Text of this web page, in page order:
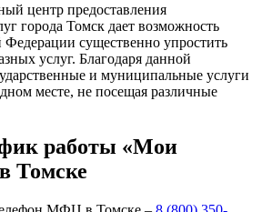
центр предоставления
города Томск дает возможность
существенно упростить
услуг. Благодаря данной
и муниципальные услуги
месте, не посещая различные
работы «Мои
Томске